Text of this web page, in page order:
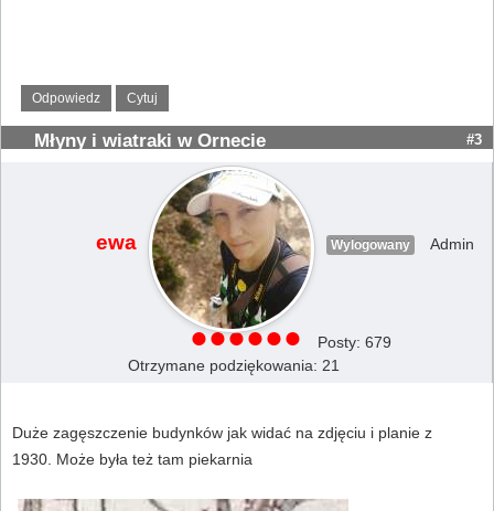
Odpowiedz Cytuj
Młyny i wiatraki w Ornecie #3
ewa Wylogowany Admin
Posty: 679
Otrzymane podziękowania: 21
Duże zagęszczenie budynków jak widać na zdjęciu i planie z
1930. Może była też tam piekarnia